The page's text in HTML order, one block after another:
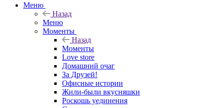
Меню
Назад
Меню
Моменты
Назад
Моменты
Love store
Домашний очаг
За Друзей!
Офисные истории
Жили-были вкусняшки
Роскошь уединения